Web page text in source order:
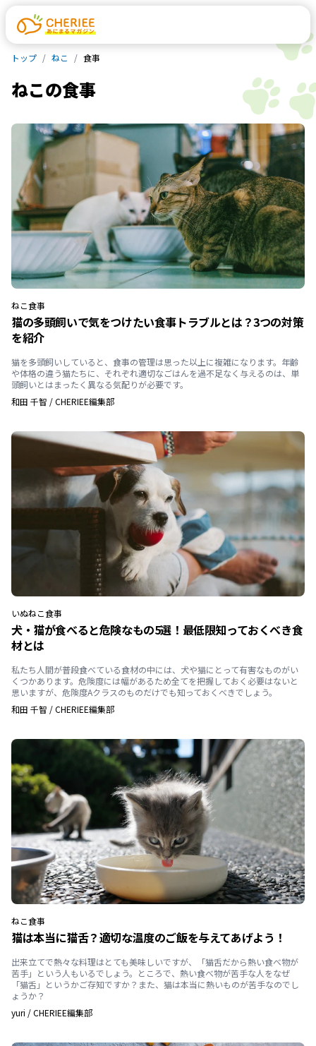
トップ ねこ 食事
ねこの食事
ねこ食事
猫の多頭飼いで気をつけたい食事トラブルとは？3つの対策
を紹介
猫を多頭飼いしていると、食事の管理は思った以上に複雑になります。年齢
や体格の違う猫たちに、それぞれ適切なごはんを過不足なく与えるのは、単
頭飼いとはまったく異なる気配りが必要です。
和田 千智 /CHERIEE編集部
いぬねこ食事
犬・猫が食べると危険なもの5選！最低限知っておくべき食
材とは
私たち人間が普段食べている食材の中には、犬や猫にとって有害なものがい
くつかあります。危険度には幅があるため全てを把握しておく必要はないと
思いますが、危険度Aクラスのものだけでも知っておくべきでしょう。
和田 千智 /CHERIEE編集部
ねこ食事
猫は本当に猫舌？適切な温度のご飯を与えてあげよう！
出来立てで熱々な料理はとても美味しいですが、「猫舌だから熱い食べ物が
苦手」という人もいるでしょう。ところで、熱い食べ物が苦手な人をなぜ
「猫舌」というかご存知ですか？また、猫は本当に熱いものが苦手なのでし
ょうか？
yuri /CHERIEE編集部